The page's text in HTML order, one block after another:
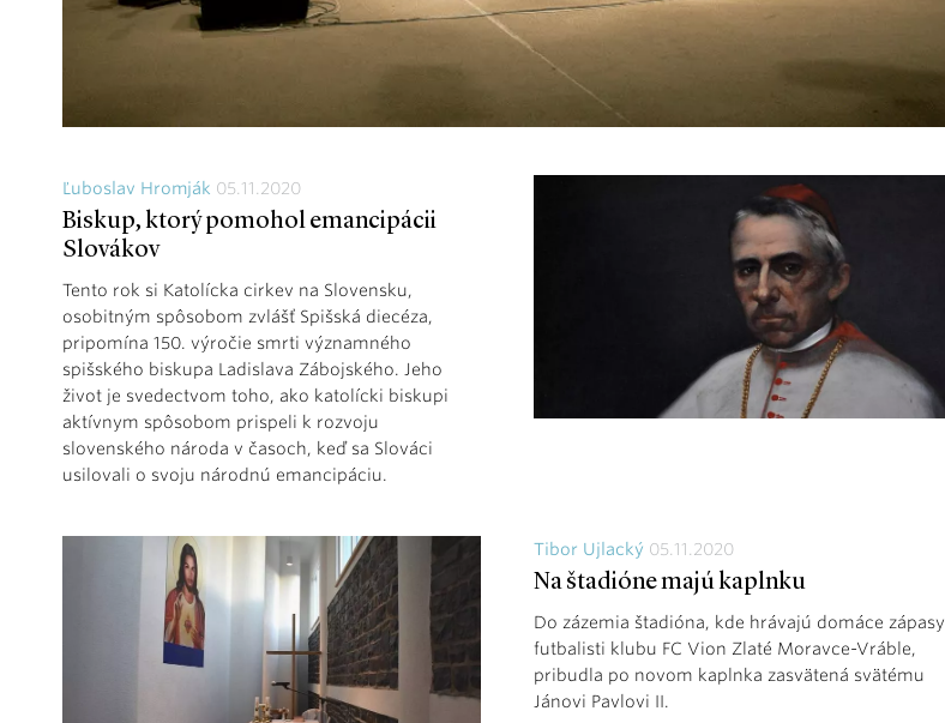
Ľuboslav Hromják 05.11.2020
Biskup, ktorý pomohol emancipácii
Slovákov
Tento rok si Katolícka cirkev na Slovensku,
osobitným spôsobom zvlášť Spišská diecéza,
pripomína 150. výročie smrti významného
spišského biskupa Ladislava Zábojského. Jeho
život je svedectvom toho, ako katolícki biskupi
aktívnym spôsobom prispeli k rozvoju
slovenského národa v časoch, keď sa Slováci
usilovali o svoju národnú emancipáciu.
Tibor Ujlacký 05.11.2020
Na štadióne majú kaplnku
Do zázemia štadióna, kde hrávajú domáce zápasy
futbalisti klubu FC Vion Zlaté Moravce-Vráble,
pribudla po novom kaplnka zasvätená svätému
Jánovi Pavlovi II.